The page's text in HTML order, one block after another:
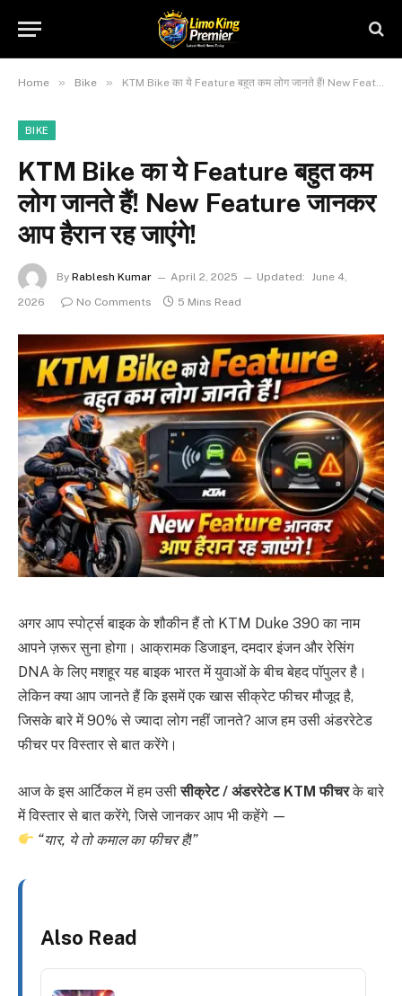
Home » Bike » KTM Bike का ये Feature बहुत कम लोग जानते हैं! New Feature जानकर आप हैरान रह जाएंगे!
BIKE
KTM Bike का ये Feature बहुत कम
लोग जानते हैं! New Feature जानकर
आप हैरान रह जाएंगे!
By Rablesh Kumar April 2, 2025 Updated: June 4,
2026
No Comments 5 Mins Read
अगर आप स्पोर्ट्स बाइक के शौकीन हैं तो KTM Duke 390 का नाम
आपने ज़रूर सुना होगा। आक्रामक डिजाइन, दमदार इंजन और रेसिंग
DNA के लिए मशहूर यह बाइक भारत में युवाओं के बीच बेहद पॉपुलर है।
लेकिन क्या आप जानते हैं कि इसमें एक खास सीक्रेट फीचर मौजूद है,
जिसके बारे में 90% से ज्यादा लोग नहीं जानते? आज हम उसी अंडररेटेड
फीचर पर विस्तार से बात करेंगे।
आज के इस आर्टिकल में हम उसीसीक्रेट / अंडररेटेड KTM फीचरके बारे
में विस्तार से बात करेंगे, जिसे जानकर आप भी कहेंगे —
“यार, ये तो कमाल का फीचर है!”
Also Read